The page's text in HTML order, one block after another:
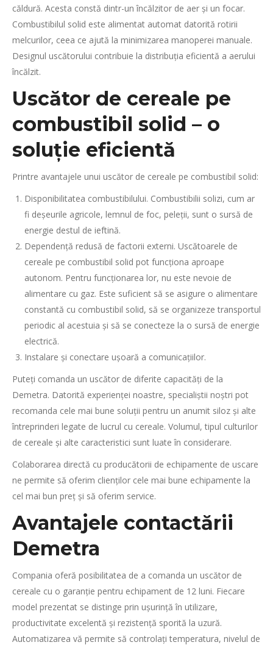
căldură. Acesta constă dintr-un încălzitor de aer și un focar.
Combustibilul solid este alimentat automat datorită rotirii
melcurilor, ceea ce ajută la minimizarea manoperei manuale.
Designul uscătorului contribuie la distribuția eficientă a aerului
încălzit.
Uscător de cereale pe
combustibil solid – o
soluție eficientă
Printre avantajele unui uscător de cereale pe combustibil solid:
Disponibilitatea combustibilului. Combustibilii solizi, cum ar
fi deșeurile agricole, lemnul de foc, peleții, sunt o sursă de
energie destul de ieftină.
Dependență redusă de factorii externi. Uscătoarele de
cereale pe combustibil solid pot funcționa aproape
autonom. Pentru funcționarea lor, nu este nevoie de
alimentare cu gaz. Este suficient să se asigure o alimentare
constantă cu combustibil solid, să se organizeze transportul
periodic al acestuia și să se conecteze la o sursă de energie
electrică.
Instalare și conectare ușoară a comunicațiilor.
Puteți comanda un uscător de diferite capacități de la
Demetra. Datorită experienței noastre, specialiștii noștri pot
recomanda cele mai bune soluții pentru un anumit siloz și alte
întreprinderi legate de lucrul cu cereale. Volumul, tipul culturilor
de cereale și alte caracteristici sunt luate în considerare.
Colaborarea directă cu producătorii de echipamente de uscare
ne permite să oferim clienților cele mai bune echipamente la
cel mai bun preț și să oferim service.
Avantajele contactării
Demetra
Compania oferă posibilitatea de a comanda un uscător de
cereale cu o garanție pentru echipament de 12 luni. Fiecare
model prezentat se distinge prin ușurință în utilizare,
productivitate excelentă și rezistență sporită la uzură.
Automatizarea vă permite să controlați temperatura, nivelul de